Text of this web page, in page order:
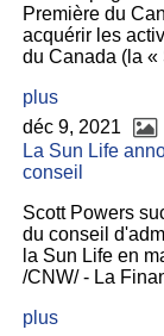
Première du
acquérir les
du Canada (la «
plus
déc 9, 2021
La Sun Life
conseil
Scott Powers
du conseil
la Sun Life en
/CNW/ - La
plus